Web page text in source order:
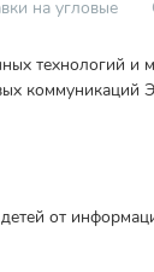
на угловые
технологий и
от